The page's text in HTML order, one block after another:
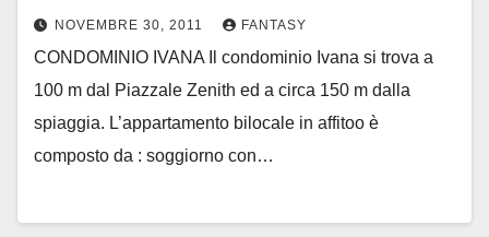
NOVEMBRE 30, 2011 FANTASY
CONDOMINIO IVANA Il condominio Ivana si trova a
100 m dal Piazzale Zenith ed a circa 150 m dalla
spiaggia. L’appartamento bilocale in affitoo è
composto da : soggiorno con…